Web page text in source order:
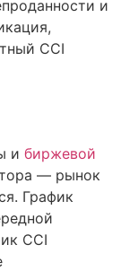
и
CCI
и биржевой
— рынок
График
CCI